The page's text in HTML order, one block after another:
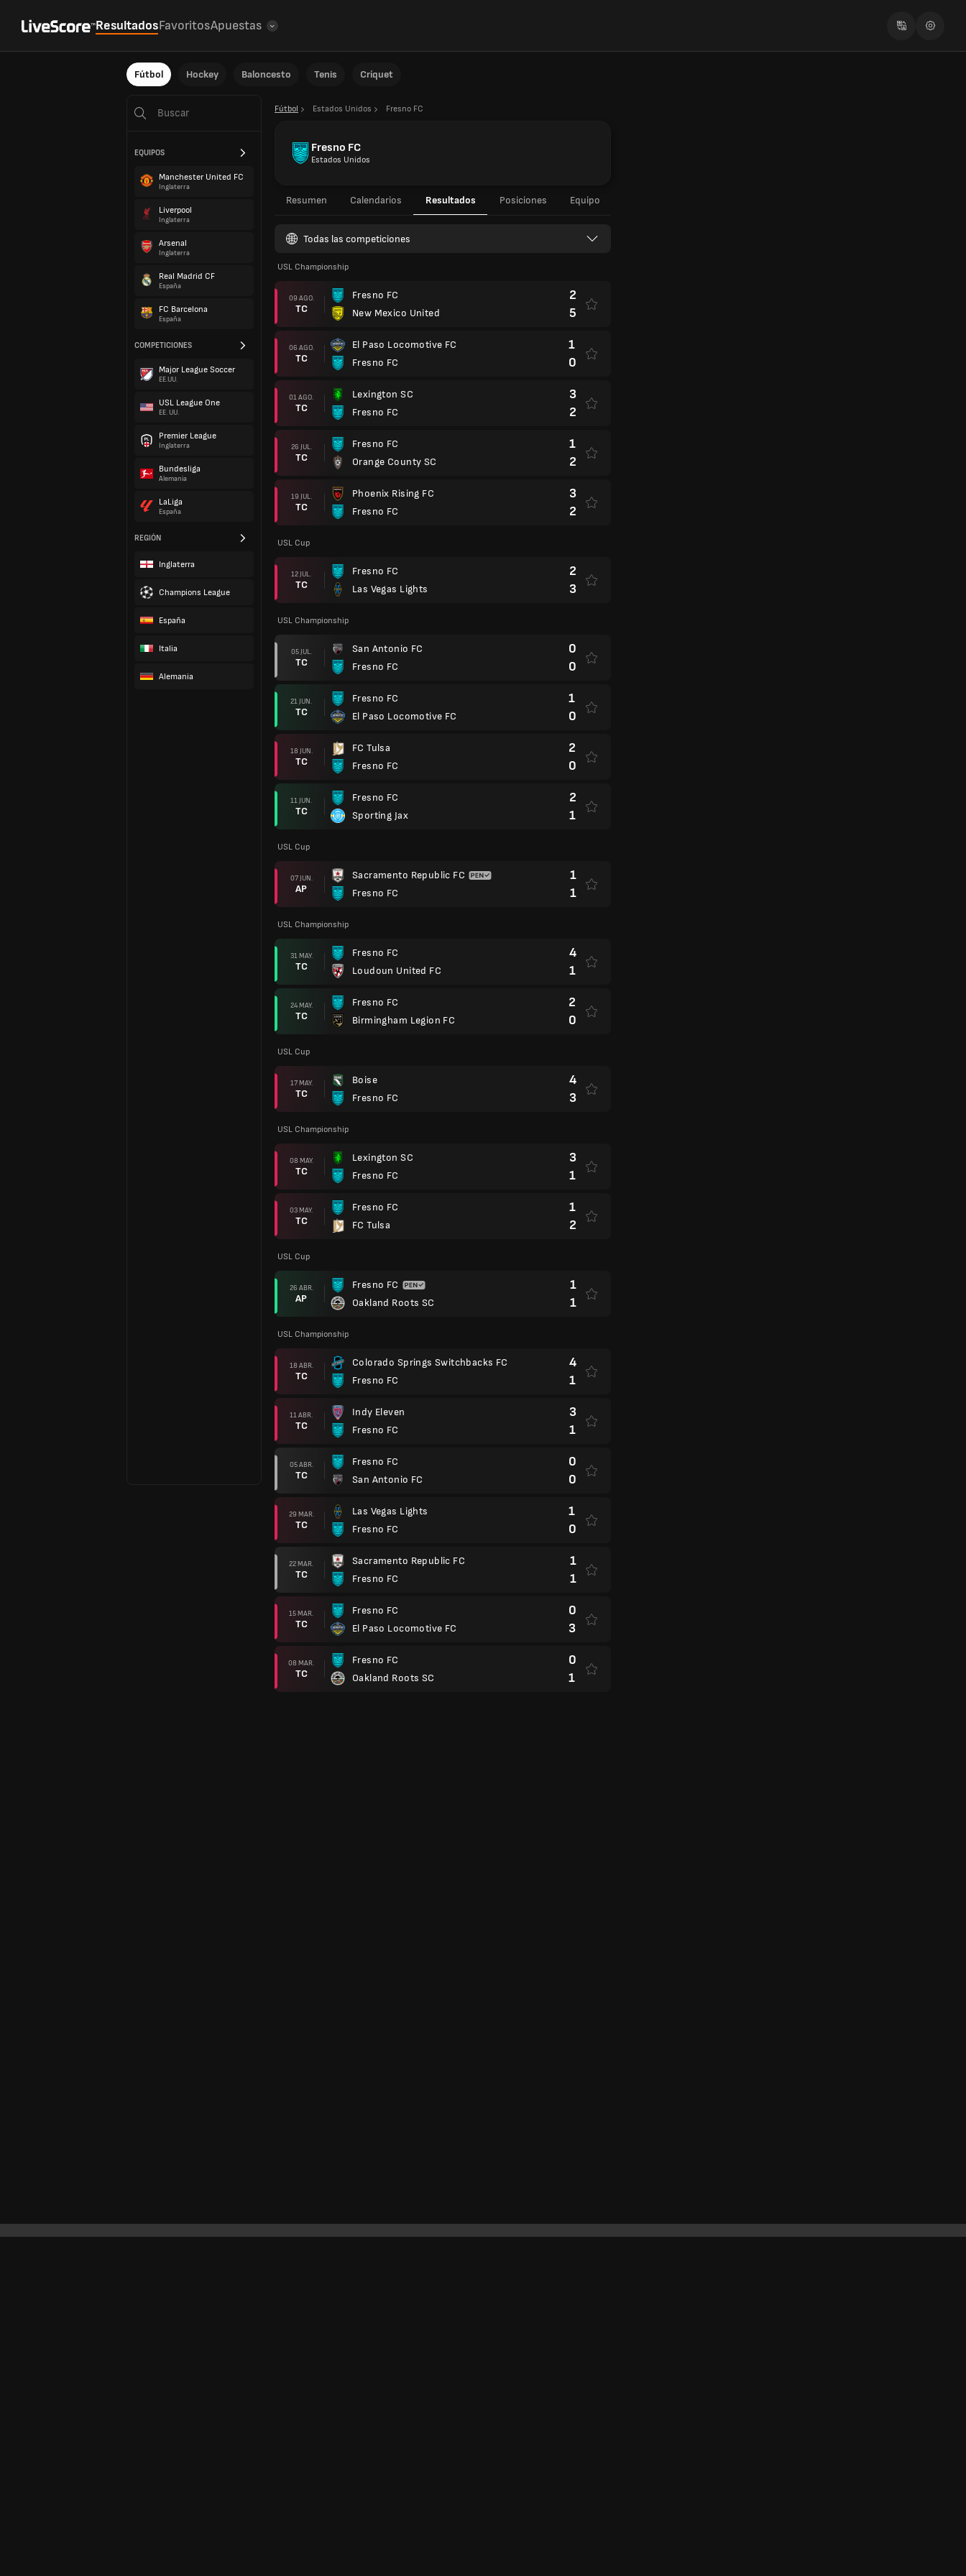
ResultadosFavoritosApuestas
Fútbol Hockey Baloncesto Tenis Críquet
EQUIPOS
Manchester United FC
Inglaterra
Liverpool
Inglaterra
Arsenal
Inglaterra
Real Madrid CF
España
FC Barcelona
España
COMPETICIONES
Major League Soccer
EE.UU.
USL League One
EE. UU.
Premier League
Inglaterra
Bundesliga
Alemania
LaLiga
España
REGIÓN
Inglaterra
Champions League
España
Italia
Alemania
Fútbol Estados Unidos Fresno FC
Fresno FC
Estados Unidos
Resumen Calendarios Resultados Posiciones Equipo
Todas las competiciones
USL Championship
09 AGO.
TC
Fresno FC
New Mexico United
2
5
06 AGO.
TC
El Paso Locomotive FC
Fresno FC
1
0
01 AGO.
TC
Lexington SC
Fresno FC
3
2
26 JUL.
TC
Fresno FC
Orange County SC
1
2
19 JUL.
TC
Phoenix Rising FC
Fresno FC
3
2
USL Cup
12 JUL.
TC
Fresno FC
Las Vegas Lights
2
3
USL Championship
05 JUL.
TC
San Antonio FC
Fresno FC
0
0
21 JUN.
TC
Fresno FC
El Paso Locomotive FC
1
0
18 JUN.
TC
FC Tulsa
Fresno FC
2
0
11 JUN.
TC
Fresno FC
Sporting Jax
2
1
USL Cup
07 JUN.
AP
Sacramento Republic FC
Fresno FC
1
1
USL Championship
31 MAY.
TC
Fresno FC
Loudoun United FC
4
1
24 MAY.
TC
Fresno FC
Birmingham Legion FC
2
0
USL Cup
17 MAY.
TC
Boise
Fresno FC
4
3
USL Championship
08 MAY.
TC
Lexington SC
Fresno FC
3
1
03 MAY.
TC
Fresno FC
FC Tulsa
1
2
USL Cup
26 ABR.
AP
Fresno FC
Oakland Roots SC
1
1
USL Championship
18 ABR.
TC
Colorado Springs Switchbacks FC
Fresno FC
4
1
11 ABR.
TC
Indy Eleven
Fresno FC
3
1
05 ABR.
TC
Fresno FC
San Antonio FC
0
0
29 MAR.
TC
Las Vegas Lights
Fresno FC
1
0
22 MAR.
TC
Sacramento Republic FC
Fresno FC
1
1
15 MAR.
TC
Fresno FC
El Paso Locomotive FC
0
3
08 MAR.
TC
Fresno FC
Oakland Roots SC
0
1